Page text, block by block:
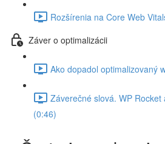
Rozšírenia na Core Web
Záver o optimalizácii
Ako dopadol optimalizovaný
Záverečné slová. WP
(0:46)